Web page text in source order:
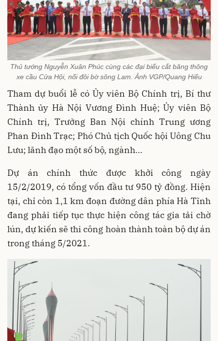
Thủ tướng Nguyễn Xuân Phúc cùng các đại biểu cắt băng thông
xe cầu Cửa Hội, nối đôi bờ sông Lam. Ảnh VGP/Quang Hiếu
Tham dự buổi lễ có Ủy viên Bộ Chính trị, Bí thư
Thành ủy Hà Nội Vương Đình Huệ; Ủy viên Bộ
Chính trị, Trưởng Ban Nội chính Trung ương
Phan Đình Trạc; Phó Chủ tịch Quốc hội Uông Chu
Lưu; lãnh đạo một số bộ, ngành...
Dự án chính thức được khởi công ngày
15/2/2019, có tổng vốn đầu tư 950 tỷ đồng. Hiện
tại, chỉ còn 1,1 km đoạn đường dân phía Hà Tĩnh
đang phải tiếp tục thực hiện công tác gia tải chờ
lún, dự kiến sẽ thi công hoàn thành toàn bộ dự án
trong tháng 5/2021.